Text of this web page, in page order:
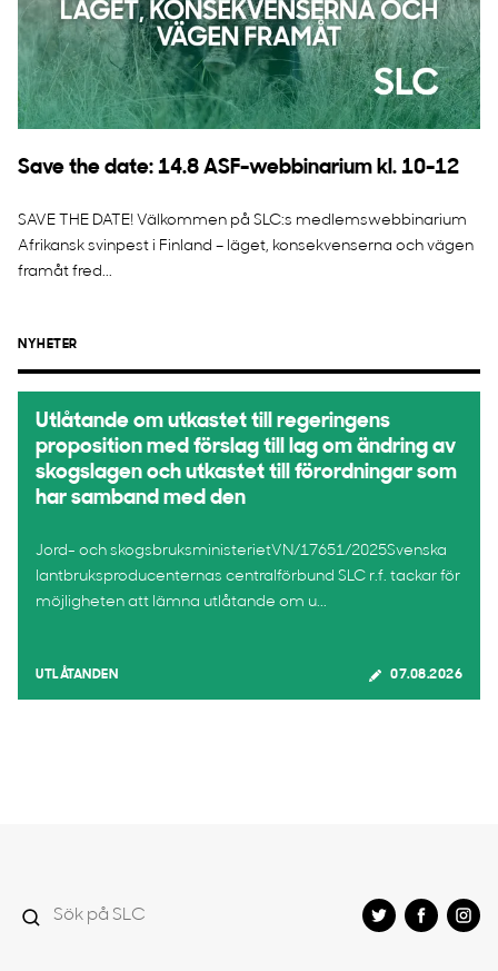
Save the date: 14.8 ASF-webbinarium kl. 10-12
SAVE THE DATE! Välkommen på SLC:s medlemswebbinarium
Afrikansk svinpest i Finland – läget, konsekvenserna och vägen
framåt fred...
NYHETER
Utlåtande om utkastet till regeringens
proposition med förslag till lag om ändring av
skogslagen och utkastet till förordningar som
har samband med den
Jord- och skogsbruksministerietVN/17651/2025Svenska
lantbruksproducenternas centralförbund SLC r.f. tackar för
möjligheten att lämna utlåtande om u...
UTLÅTANDEN 07.08.2026